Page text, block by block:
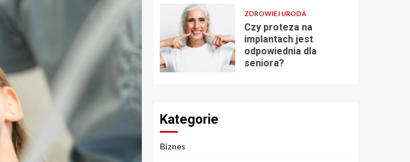
ZDROWIE I URODA
Czy proteza na
implantach jest
odpowiednia dla
seniora?
Kategorie
Biznes